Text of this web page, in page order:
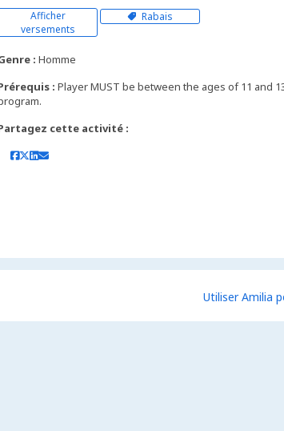
Afficher
versements
Rabais
: Homme
: Player MUST be between the ages of 11 and
cette activité :
Utiliser Amilia